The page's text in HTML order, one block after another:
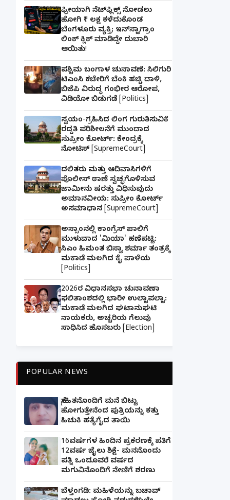
ಫ್ರೀಯಾಗಿ ನೆಟ್‌ಫ್ಲಿಕ್ಸ್ ನೋಡಲು
ಹೋಗಿ ₹1 ಲಕ್ಷ ಕಳೆದುಕೊಂಡ
ಬೆಂಗಳೂರು ವ್ಯಕ್ತಿ; ಇನ್‌ಸ್ಟಾಗ್ರಾಂ
ಲಿಂಕ್ ಕ್ಲಿಕ್ ಮಾಡಿದ್ದೇ ದುಬಾರಿ
ಆಯಿತು!
ಪಶ್ಚಿಮ ಬಂಗಾಳ ಚುನಾವಣೆ: ಸಿಲಿಗುರಿ
ಟಿಎಂಸಿ ಕಚೇರಿಗೆ ಬೆಂಕಿ ಹಚ್ಚಿ ದಾಳಿ,
ಬಿಜೆಪಿ ವಿರುದ್ಧ ಗಂಭೀರ ಆರೋಪ,
ವಿಡಿಯೋ ಬಿಡುಗಡೆ [Politics]
ಸ್ವಯಂ-ಗ್ರಹಿಸಿದ ಲಿಂಗ ಗುರುತಿಸುವಿಕೆ
ರದ್ದತಿ ಪರಿಶೀಲನೆಗೆ ಮುಂದಾದ
ಸುಪ್ರೀಂ ಕೋರ್ಟ್: ಕೇಂದ್ರಕ್ಕೆ
ನೋಟಿಸ್ [SupremeCourt]
ದಲಿತರು ಮತ್ತು ಆದಿವಾಸಿಗಳಿಗೆ
ಪೊಲೀಸ್ ಠಾಣೆ ಸ್ವಚ್ಛಗೊಳಿಸುವ
ಜಾಮೀನು ಷರತ್ತು ವಿಧಿಸುವುದು
ಅಮಾನವೀಯ: ಸುಪ್ರೀಂ ಕೋರ್ಟ್
ಅಸಮಾಧಾನ [SupremeCourt]
ಅಸ್ಸಾಂನಲ್ಲಿ ಕಾಂಗ್ರೆಸ್ ಪಾಲಿಗೆ
ಮುಳುವಾದ 'ಮಿಯಾ' ಹಣೆಪಟ್ಟಿ:
ಸಿಎಂ ಹಿಮಂತ ಬಿಸ್ವಾ ಶರ್ಮಾ ತಂತ್ರಕ್ಕೆ
ಮಕಾಡೆ ಮಲಗಿದ ಕೈ ಪಾಳೆಯ
[Politics]
2026ರ ವಿಧಾನಸಭಾ ಚುನಾವಣಾ
ಫಲಿತಾಂಶದಲ್ಲಿ ಭಾರೀ ಉಲ್ಟಾಪಲ್ಟಾ:
ಮಕಾಡೆ ಮಲಗಿದ ಘಟಾನುಘಟಿ
ನಾಯಕರು, ಅಚ್ಚರಿಯ ಗೆಲುವು
ಸಾಧಿಸಿದ ಹೊಸಬರು [Election]
POPULAR NEWS
ಸ್ನೇಹಿತನೊಂದಿಗೆ ಮನೆ ಬಿಟ್ಟು
ಹೋಗುತ್ತೇನೆಂದ ಪುತ್ರಿಯನ್ನು ಕತ್ತು
ಹಿಚುಕಿ ಹತ್ಯೆಗೈದ ತಾಯಿ
16ವರ್ಷಗಳ ಹಿಂದಿನ ಪ್ರಕರಣಕ್ಕೆ ಪತಿಗೆ
12ವರ್ಷ ಜೈಲು ಶಿಕ್ಷೆ- ಮನನೊಂದು
ಪತ್ನಿ ಒಂದೂವರೆ ವರ್ಷದ
ಮಗುವಿನೊಂದಿಗೆ ನೇಣಿಗೆ ಶರಣು
ಬೆಳ್ತಂಗಡಿ: ಮಹಿಳೆಯನ್ನು ಬಚಾವ್